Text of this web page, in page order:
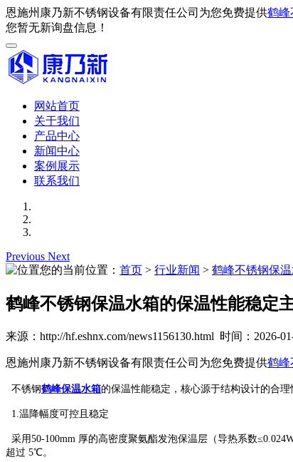
恩施州康乃新不锈钢设备有限责任公司为您免费提供鹤峰
您暂无新询盘信息！
网站首页
关于我们
产品中心
新闻中心
案例展示
联系我们
Previous Next
您的当前位置： 首页 > 行业新闻 > 鹤峰不锈钢保
鹤峰不锈钢保温水箱的保温性能稳定
来源：http://hf.eshnx.com/news1156130.html 时间：2026-
恩施州康乃新不锈钢设备有限责任公司为您免费提供鹤峰
不锈钢鹤峰保温水箱的保温性能稳定，核心源于结构设计的合
1.温降幅度可控且稳定
采用50-100mm 厚的高密度聚氨酯发泡保温层（导热系数
超过 5℃。